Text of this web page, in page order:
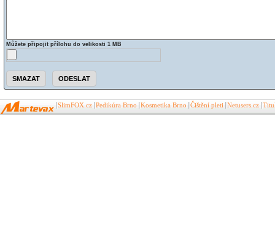
Můžete připojit přílohu do velikosti 1 MB
SlimFOX.cz Pedikúra Brno Kosmetika Brno Čištění pleti Netusers.cz